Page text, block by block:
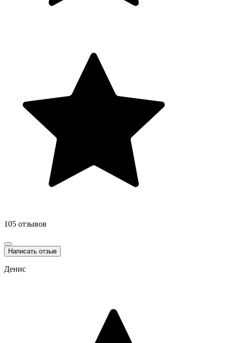
105 отзывов
Написать отзыв
Денис